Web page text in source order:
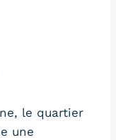
le quartier
une